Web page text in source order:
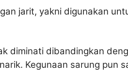
jarit, yakni digunakan
diminati dibandingkan
Kegunaan sarung pun